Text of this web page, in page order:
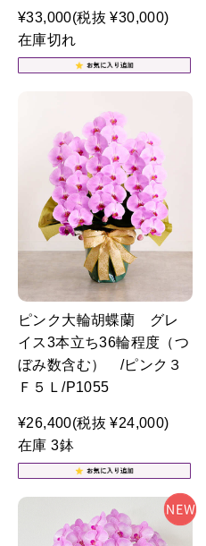
¥33,000(税抜 ¥30,000)
在庫切れ
ピンク大輪胡蝶蘭 グレ
イス3本立ち36輪程度（つ
ぼみ数含む） /ピンク３
Ｆ５Ｌ/P1055
¥26,400(税抜 ¥24,000)
在庫 3鉢